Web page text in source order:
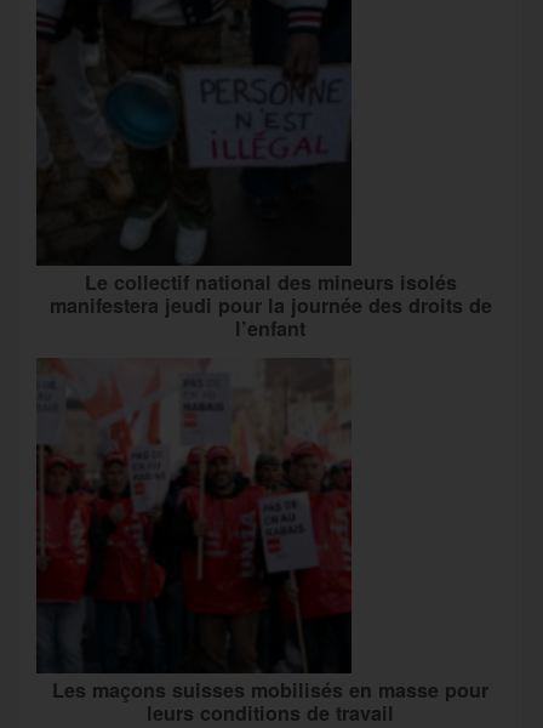
Le collectif national des mineurs isolés
manifestera jeudi pour la journée des droits de
l’enfant
Les maçons suisses mobilisés en masse pour
leurs conditions de travail